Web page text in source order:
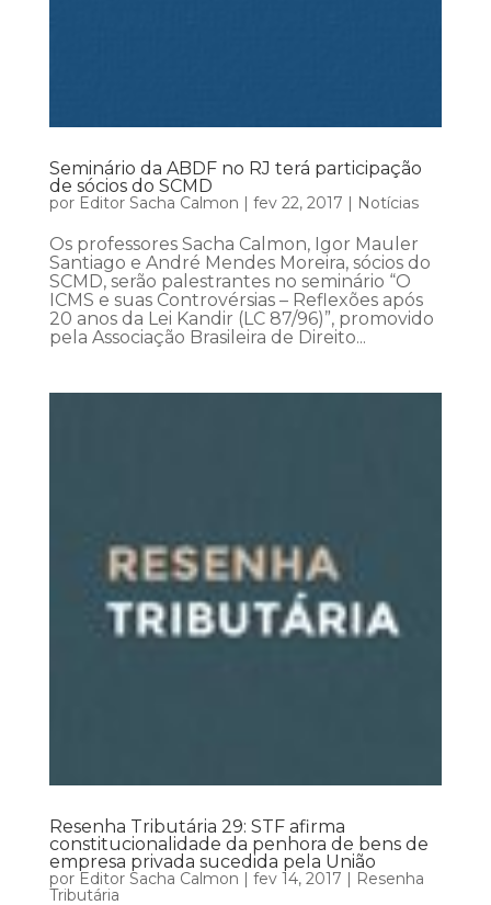
Seminário da ABDF no RJ terá participação
de sócios do SCMD
por Editor Sacha Calmon | fev 22, 2017 | Notícias
Os professores Sacha Calmon, Igor Mauler
Santiago e André Mendes Moreira, sócios do
SCMD, serão palestrantes no seminário “O
ICMS e suas Controvérsias – Reflexões após
20 anos da Lei Kandir (LC 87/96)”, promovido
pela Associação Brasileira de Direito...
Resenha Tributária 29: STF afirma
constitucionalidade da penhora de bens de
empresa privada sucedida pela União
por Editor Sacha Calmon | fev 14, 2017 | Resenha
Tributária